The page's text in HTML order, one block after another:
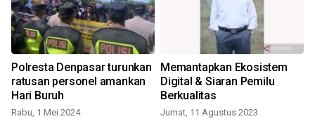
Polresta Denpasar turunkan
ratusan personel amankan
Hari Buruh
Rabu, 1 Mei 2024
Memantapkan Ekosistem
Digital & Siaran Pemilu
Berkualitas
Jumat, 11 Agustus 2023